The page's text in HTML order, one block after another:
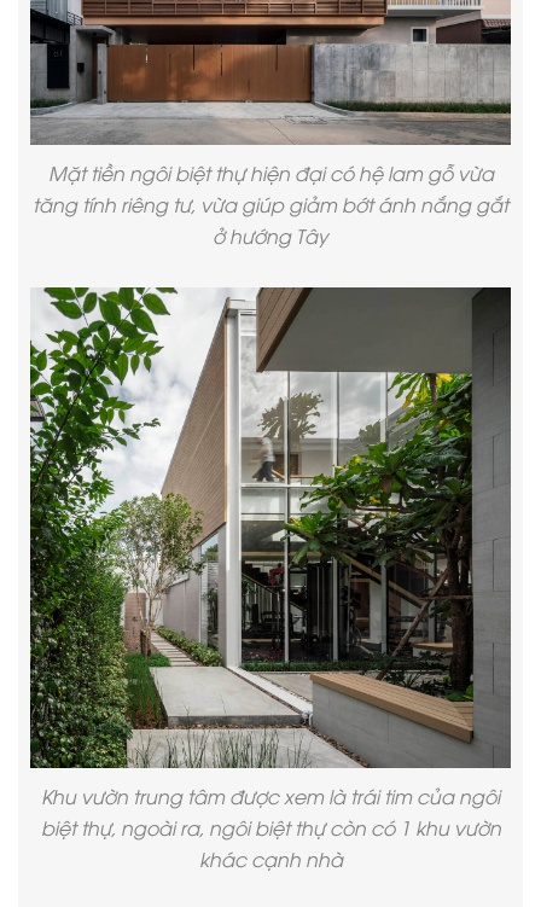
Mặt tiền ngôi biệt thự hiện đại có hệ lam gỗ vừa
tăng tính riêng tư, vừa giúp giảm bớt ánh nắng gắt
ở hướng Tây
Khu vườn trung tâm được xem là trái tim của ngôi
biệt thự, ngoài ra, ngôi biệt thự còn có 1 khu vườn
khác cạnh nhà